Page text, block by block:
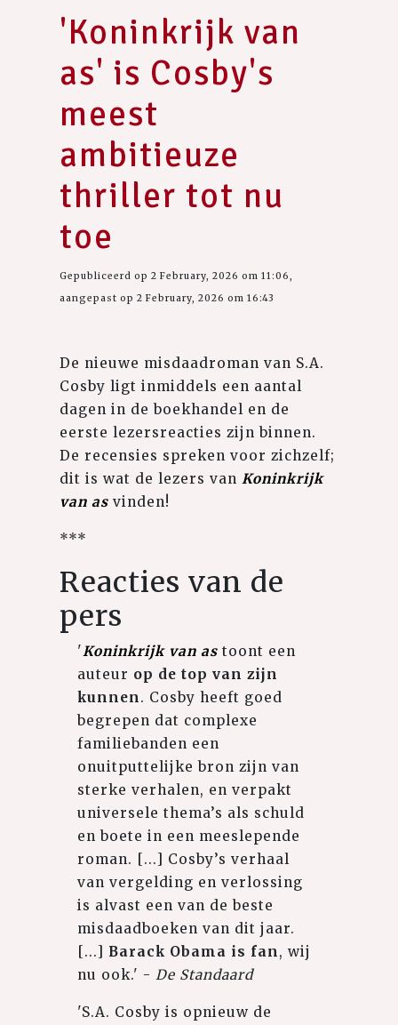
'Koninkrijk van
as' is Cosby's
meest
ambitieuze
thriller tot nu
toe
Gepubliceerd op 2 February, 2026 om 11:06,
aangepast op 2 February, 2026 om 16:43
De nieuwe misdaadroman van S.A.
Cosby ligt inmiddels een aantal
dagen in de boekhandel en de
eerste lezersreacties zijn binnen.
De recensies spreken voor zichzelf;
dit is wat de lezers van Koninkrijk
van as vinden!
***
Reacties van de
pers
' Koninkrijk van as toont een
auteur op de top van zijn
kunnen . Cosby heeft goed
begrepen dat complexe
familiebanden een
onuitputtelijke bron zijn van
sterke verhalen, en verpakt
universele thema’s als schuld
en boete in een meeslepende
roman. [...] Cosby’s verhaal
van vergelding en verlossing
is alvast een van de beste
misdaadboeken van dit jaar.
[...] Barack Obama is fan , wij
nu ook.' - De Standaard
'S.A. Cosby is opnieuw de